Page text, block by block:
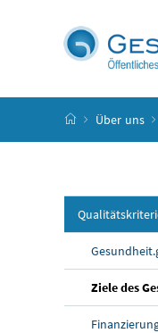
Startseite
Über uns
Ziele des